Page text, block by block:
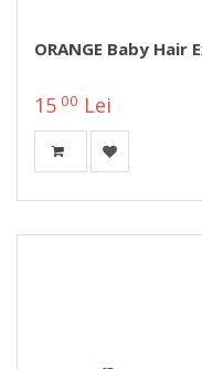
ORANGE Baby Hair
15 00 Lei